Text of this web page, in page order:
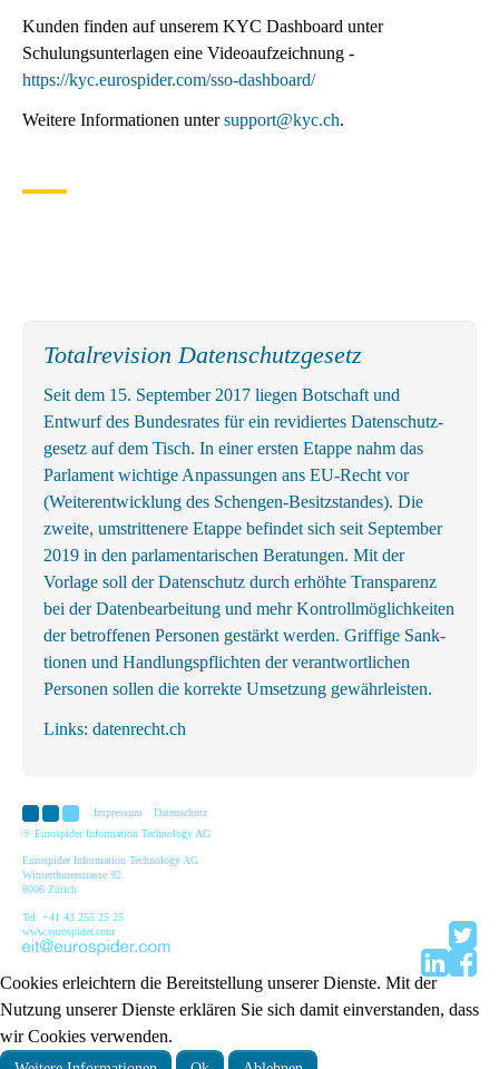
Kunden finden auf unserem KYC Dashboard unter
Schulungsunterlagen eine Videoaufzeichnung -
https://kyc.eurospider.com/sso-dashboard/
Weitere Informationen untersupport@kyc.ch.
Totalrevision Datenschutzgesetz
Seit dem 15. September 2017 liegen Botschaft und
Entwurf des Bundes­rates für ein revidiertes Daten­schutz­
gesetz auf dem Tisch. In einer ersten Etappe nahm das
Parlament wichtige An­passungen ans EU-Recht vor
(Weiter­entwicklung des Schengen-Besitz­standes). Die
zweite, um­strittenere Etappe befindet sich seit September
2019 in den parlamentarischen Beratungen. Mit der
Vorlage soll der Datenschutz durch erhöhte Transparenz
bei der Datenbearbeitung und mehr Kontrollmöglichkeiten
der betroffenen Personen gestärkt werden. Griffige Sank­
tionen und Handlungs­pflichten der ver­ant­wortl­ichen
Personen sollen die korrekte Um­setzung gewähr­leisten.
Links: datenrecht.ch
Impressum
Datenschutz
© Eurospider Information Technology AG
Eurospider Information Technology AG
Winterthurerstrasse 92
8006 Zürich
Tel: +41 43 255 25 25
www.eurospider.com
Cookies erleichtern die Bereitstellung unserer Dienste. Mit der
Nutzung unserer Dienste erklären Sie sich damit einverstanden, dass
wir Cookies verwenden.